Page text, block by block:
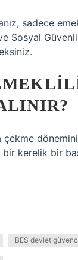
sadece
Sosyal
çekme
kerelik bir
BES devlet